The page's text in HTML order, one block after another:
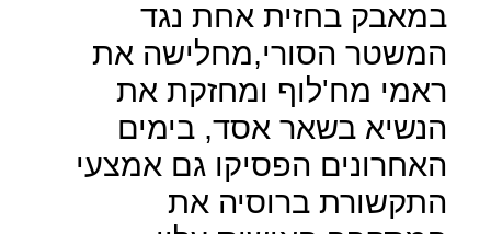
במאבק בחזית אחת נגד
המשטר הסורי,מחלישה את
ראמי מח'לוף ומחזקת את
הנשיא בשאר אסד, בימים
האחרונים הפסיקו גם אמצעי
התקשורת ברוסיה את